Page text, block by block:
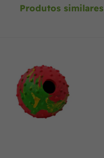
Produtos similares